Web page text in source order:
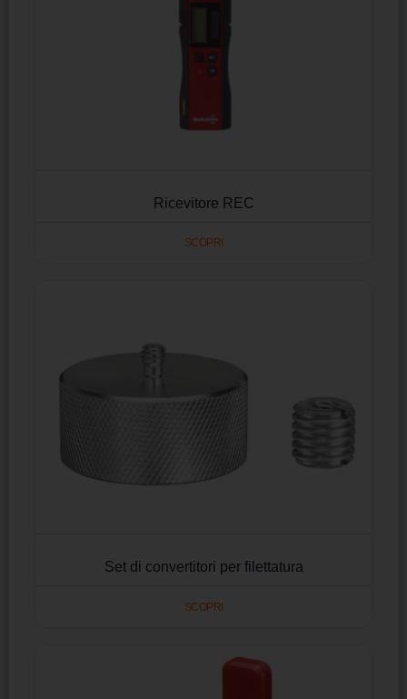
Ricevitore REC
SCOPRI
Set di convertitori per filettatura
SCOPRI